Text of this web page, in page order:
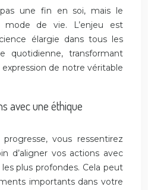
pas une fin en soi, mais le
mode de vie. L’enjeu est
élargie dans tous les
quotidienne, transformant
de notre véritable
avec une éthique
vous ressentirez
d’aligner vos actions avec
plus profondes. Cela peut
importants dans votre